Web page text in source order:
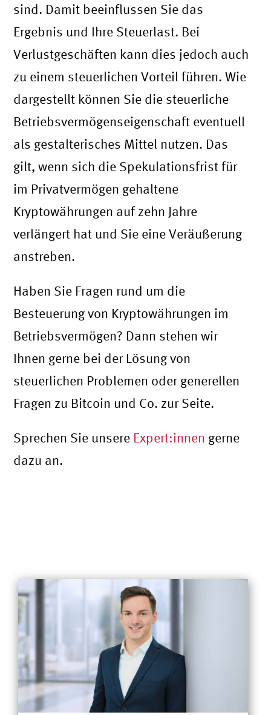
sind. Damit beeinflussen Sie das
Ergebnis und Ihre Steuerlast. Bei
Verlustgeschäften kann dies jedoch auch
zu einem steuerlichen Vorteil führen. Wie
dargestellt können Sie die steuerliche
Betriebsvermögenseigenschaft eventuell
als gestalterisches Mittel nutzen. Das
gilt, wenn sich die Spekulationsfrist für
im Privatvermögen gehaltene
Kryptowährungen auf zehn Jahre
verlängert hat und Sie eine Veräußerung
anstreben.
Haben Sie Fragen rund um die
Besteuerung von Kryptowährungen im
Betriebsvermögen? Dann stehen wir
Ihnen gerne bei der Lösung von
steuerlichen Problemen oder generellen
Fragen zu Bitcoin und Co. zur Seite.
Sprechen Sie unsere Expert:innen gerne
dazu an.